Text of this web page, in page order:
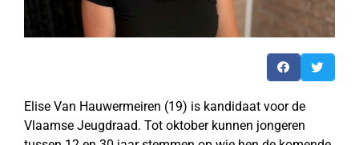
Elise Van Hauwermeiren (19) is kandidaat voor de
Vlaamse Jeugdraad. Tot oktober kunnen jongeren